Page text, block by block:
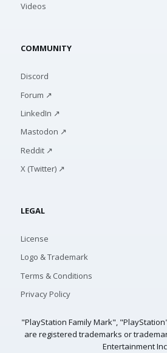
Videos
COMMUNITY
Discord
Forum ↗
LinkedIn ↗
Mastodon ↗
Reddit ↗
X (Twitter) ↗
LEGAL
License
Logo & Trademark
Terms & Conditions
Privacy Policy
"PlayStation Family Mark",
are registered trademarks or
Entertainment